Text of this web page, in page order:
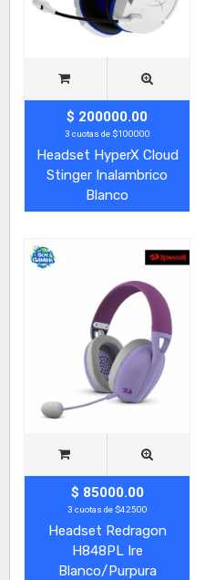
$ 200000.00
3 cuotas de $100000
Headset HyperX Cloud
Stinger Inalambrico
Blanco
$ 85000.00
3 cuotas de $42500
Headset Redragon
H848PL Ire
Blanco/Purpura